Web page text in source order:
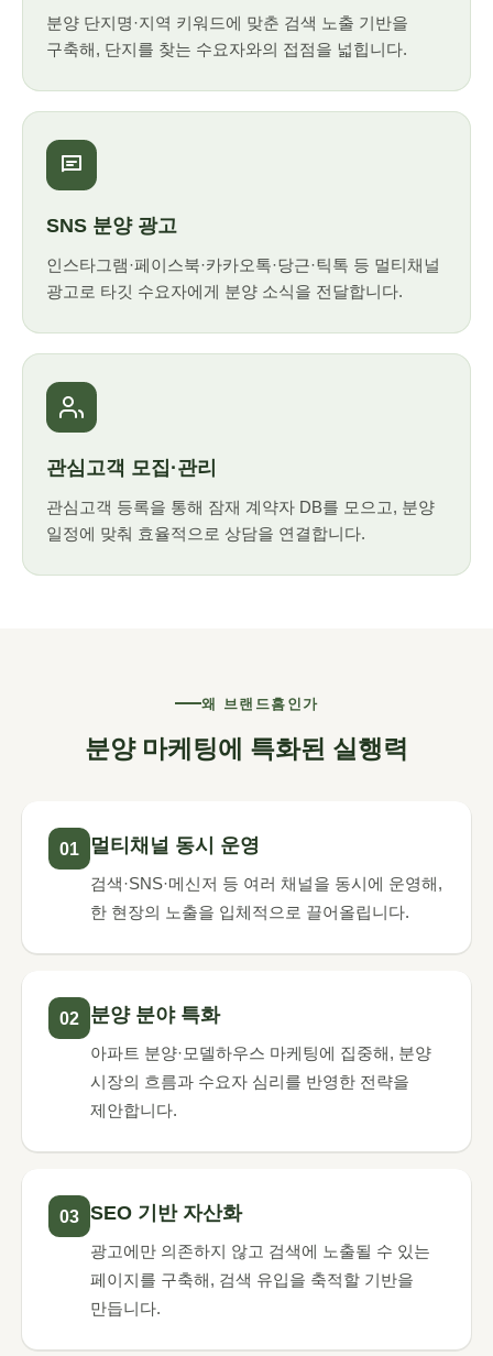
분양 단지명·지역 키워드에 맞춘 검색 노출 기반을
구축해, 단지를 찾는 수요자와의 접점을 넓힙니다.
SNS 분양 광고
인스타그램·페이스북·카카오톡·당근·틱톡 등 멀티채널
광고로 타깃 수요자에게 분양 소식을 전달합니다.
관심고객 모집·관리
관심고객 등록을 통해 잠재 계약자 DB를 모으고, 분양
일정에 맞춰 효율적으로 상담을 연결합니다.
왜 브랜드홈인가
분양 마케팅에 특화된 실행력
01 멀티채널 동시 운영
검색·SNS·메신저 등 여러 채널을 동시에 운영해,
한 현장의 노출을 입체적으로 끌어올립니다.
02 분양 분야 특화
아파트 분양·모델하우스 마케팅에 집중해, 분양
시장의 흐름과 수요자 심리를 반영한 전략을
제안합니다.
03 SEO 기반 자산화
광고에만 의존하지 않고 검색에 노출될 수 있는
페이지를 구축해, 검색 유입을 축적할 기반을
만듭니다.